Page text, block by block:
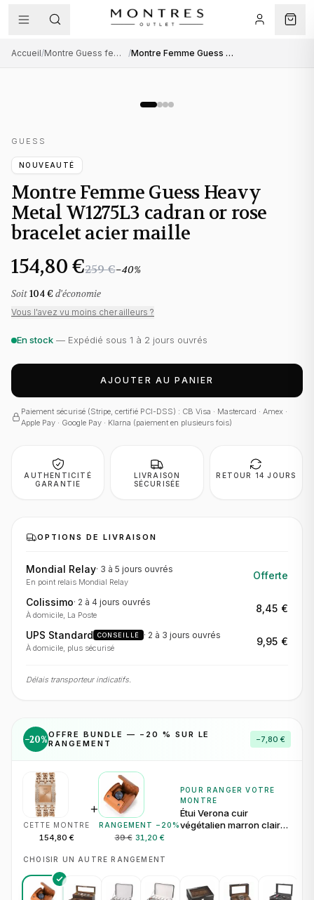
Accueil/ Montre Guess femme / Montre Femme Guess Heavy Metal W1275L3 cadran or rose bracelet acier maille
GUESS
NOUVEAUTÉ
Montre Femme Guess Heavy
Metal W1275L3 cadran or rose
bracelet acier maille
154,80 €259 €−40%
Soit104 € d'économie
Vous l'avez vu moins cher ailleurs ?
En stock — Expédié sous 1 à 2 jours ouvrés
AJOUTER AU PANIER
Paiement sécurisé (Stripe, certifié PCI-DSS) : CB Visa · Mastercard · Amex ·
Apple Pay · Google Pay · Klarna (paiement en plusieurs fois)
AUTHENTICITÉ
GARANTIE
LIVRAISON
SÉCURISÉE
RETOUR 14 JOURS
OPTIONS DE LIVRAISON
Mondial Relay· 3 à 5 jours ouvrés
En point relais Mondial Relay
Offerte
Colissimo· 2 à 4 jours ouvrés
À domicile, La Poste
8,45 €
UPS Standard CONSEILLÉ · 2 à 3 jours ouvrés
À domicile, plus sécurisé
9,95 €
Délais transporteur indicatifs.
−20%OFFRE BUNDLE — − 20 % SUR LE
RANGEMENT
−7,80 €
CETTE MONTRE
154,80 €
+
RANGEMENT − 20 %
39 € 31,20 €
POUR RANGER VOTRE
MONTRE
Étui Verona cuir
végétalien marron clair
CHOISIR UN AUTRE RANGEMENT